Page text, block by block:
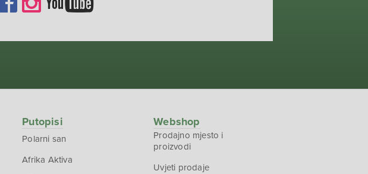
Putopisi
Polarni san
Afrika Aktiva
Webshop
Prodajno mjesto i
proizvodi
Uvjeti prodaje